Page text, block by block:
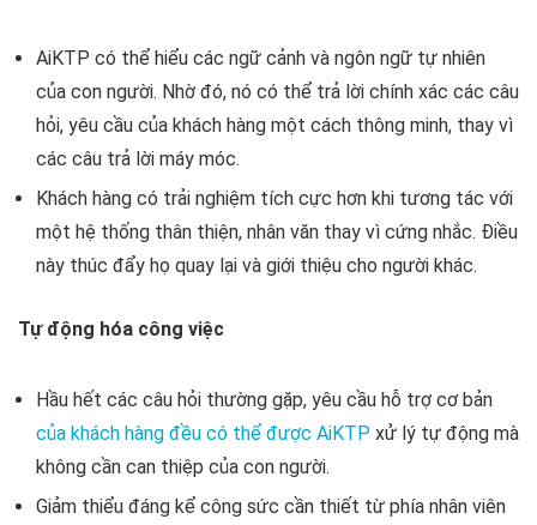
AiKTP có thể hiểu các ngữ cảnh và ngôn ngữ tự nhiên
của con người. Nhờ đó, nó có thể trả lời chính xác các câu
hỏi, yêu cầu của khách hàng một cách thông minh, thay vì
các câu trả lời máy móc.
Khách hàng có trải nghiệm tích cực hơn khi tương tác với
một hệ thống thân thiện, nhân văn thay vì cứng nhắc. Điều
này thúc đẩy họ quay lại và giới thiệu cho người khác.
Tự động hóa công việc
Hầu hết các câu hỏi thường gặp, yêu cầu hỗ trợ cơ bản
của khách hàng đều có thể được AiKTP xử lý tự động mà
không cần can thiệp của con người.
Giảm thiểu đáng kể công sức cần thiết từ phía nhân viên